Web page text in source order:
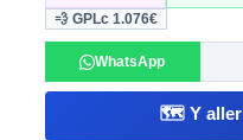
💨 GPLc1.076€
WhatsApp
🗺️ Y aller